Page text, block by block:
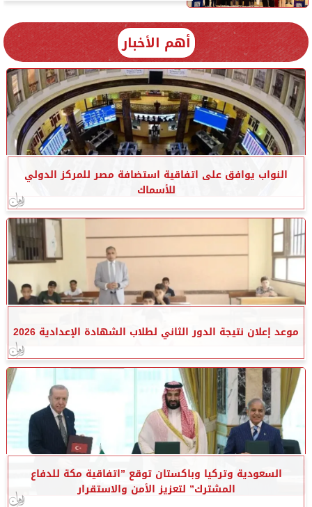
أهم الأخبار
النواب يوافق على اتفاقية استضافة مصر للمركز الدولي
للأسماك
موعد إعلان نتيجة الدور الثاني لطلاب الشهادة الإعدادية 2026
السعودية وتركيا وباكستان توقع ”اتفاقية مكة للدفاع
المشترك” لتعزيز الأمن والاستقرار